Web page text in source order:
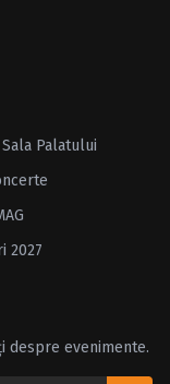
Palatului
2027
despre evenimente.